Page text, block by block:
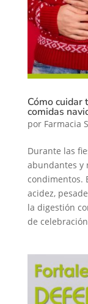
Cómo
comidas
por Farmacia
Durante las
abundantes y
condimentos.
acidez,
la digestión
de